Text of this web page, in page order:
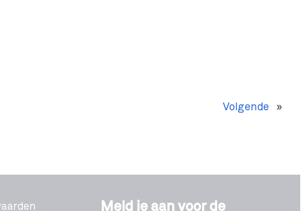
Volgende »
Meld je aan voor de